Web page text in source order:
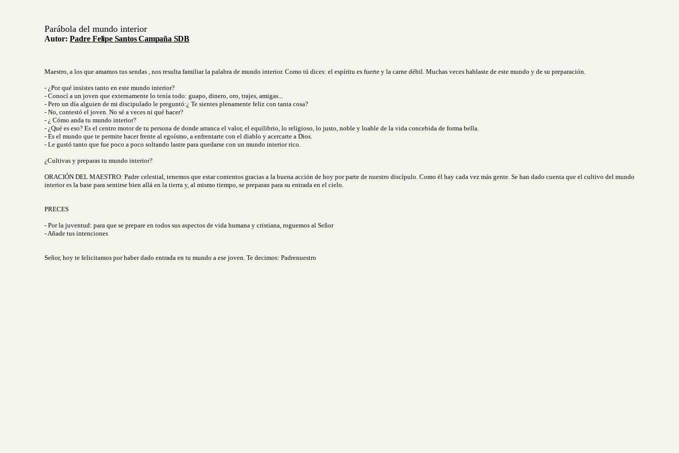
Parábola del mundo interior
Autor: Padre Felipe Santos Campaña SDB
Maestro, a los que amamos tus sendas , nos resulta familiar la palabra de mundo interior. Como tú dices: el espíritu es fuerte y la carne débil. Muchas veces hablaste de este mundo y de su preparación.
- ¿Por qué insistes tanto en este mundo interior?
- Conocí a un joven que externamente lo tenía todo: guapo, dinero, oro, trajes, amigas...
- Pero un día alguien de mi discipulado le preguntó:¿ Te sientes plenamente feliz con tanta cosa?
- No, contestó el joven. No sé a veces ni qué hacer?
- ¿ Cómo anda tu mundo interior?
- ¿Qué es eso? Es el centro motor de tu persona de donde arranca el valor, el equilibrio, lo religioso, lo justo, noble y loable de la vida concebida de forma bella.
- Es el mundo que te permite hacer frente al egoísmo, a enfrentarte con el diablo y acercarte a Dios.
- Le gustó tanto que fue poco a poco soltando lastre para quedarse con un mundo interior rico.
¿Cultivas y preparas tu mundo interior?
ORACIÓN DEL MAESTRO: Padre celestial, tenemos que estar contentos gracias a la buena acción de hoy por parte de nuestro discípulo. Como él hay cada vez más gente. Se han dado cuenta que el cultivo del mundo
interior es la base para sentirse bien allá en la tierra y, al mismo tiempo, se preparan para su entrada en el cielo.
PRECES
- Por la juventud: para que se prepare en todos sus aspectos de vida humana y cristiana, roguemos al Señor
- Añade tus intenciones
Señor, hoy te felicitamos por haber dado entrada en tu mundo a ese joven. Te decimos: Padrenuestro